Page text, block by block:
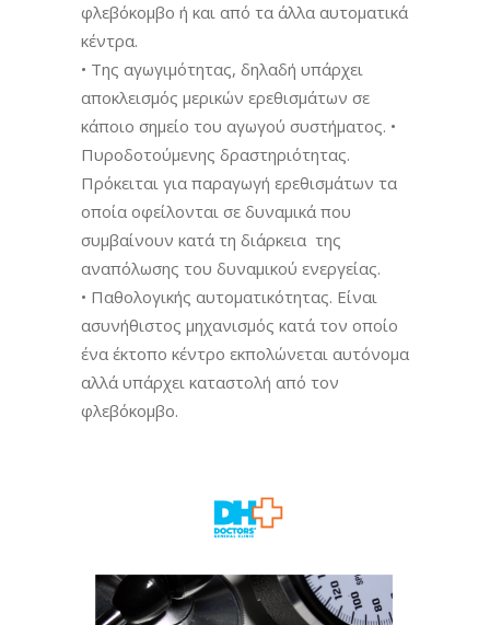
φλεβόκομβο ή και από τα άλλα αυτοματικά
κέντρα.
• Της αγωγιμότητας, δηλαδή υπάρχει
αποκλεισμός μερικών ερεθισμάτων σε
κάποιο σημείο του αγωγού συστήματος. •
Πυροδοτούμενης δραστηριότητας.
Πρόκειται για παραγωγή ερεθισμάτων τα
οποία οφείλονται σε δυναμικά που
συμβαίνουν κατά τη διάρκεια της
αναπόλωσης του δυναμικού ενεργείας.
• Παθολογικής αυτοματικότητας. Είναι
ασυνήθιστος μηχανισμός κατά τον οποίο
ένα έκτοπο κέντρο εκπολώνεται αυτόνομα
αλλά υπάρχει καταστολή από τον
φλεβόκομβο.